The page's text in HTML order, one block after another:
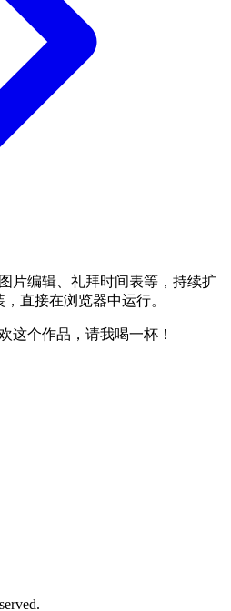
片编辑、礼拜时间表等，持续扩
直接在浏览器中运行。
这个作品，请我喝一杯！